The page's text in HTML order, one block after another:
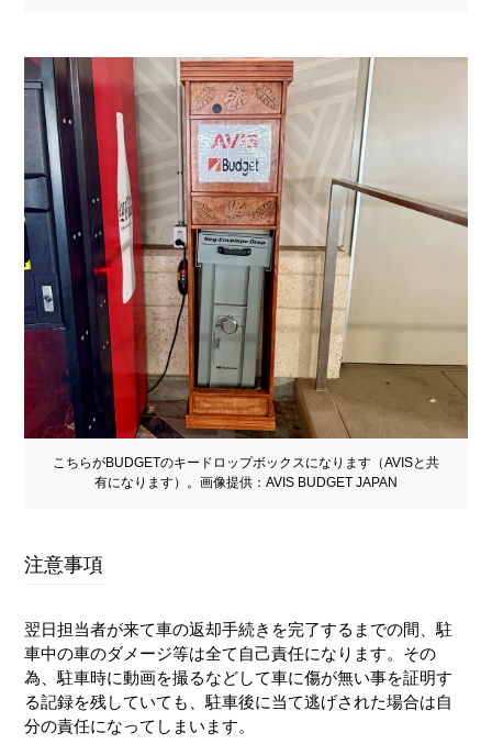
こちらがBUDGETのキードロップボックスになります（AVISと共
有になります）。画像提供：AVIS BUDGET JAPAN
注意事項
翌日担当者が来て車の返却手続きを完了するまでの間、駐
車中の車のダメージ等は全て自己責任になります。その
為、駐車時に動画を撮るなどして車に傷が無い事を証明す
る記録を残していても、駐車後に当て逃げされた場合は自
分の責任になってしまいます。